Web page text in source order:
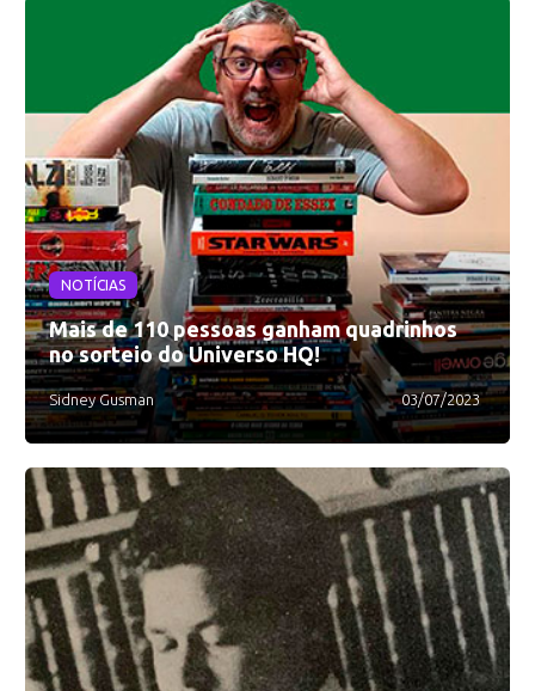
NOTÍCIAS
Mais de 110 pessoas ganham quadrinhos
no sorteio do Universo HQ!
Sidney Gusman 03/07/2023